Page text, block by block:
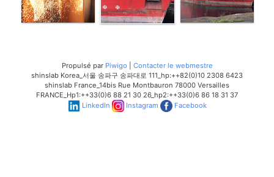
Propulsé par Piwigo
Contacter le webmestre
shinslab Korea_서울 송파구 송파대로 111_hp:++82(0)10 2308 6423
shinslab France_14bis Rue Montbauron 78000 Versailles
FRANCE_Hp1:++33(0)6 88 21 30 26_hp2:++33(0)6 86 18 31 37
LinkedIn
Instagram Facebook